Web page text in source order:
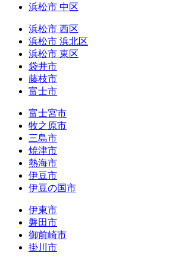
浜松市 中区
浜松市 西区
浜松市 浜北区
浜松市 東区
袋井市
藤枝市
富士市
富士宮市
牧之原市
三島市
焼津市
熱海市
伊豆市
伊豆の国市
伊東市
磐田市
御前崎市
掛川市